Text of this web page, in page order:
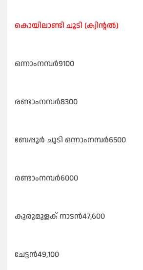
കൊയിലാണ്ടി ചൂടി (ക്വിന്റൽ)
ഒന്നാംനമ്പർ9100
രണ്ടാംനമ്പർ8300
ബേപ്പൂർ ചൂടി ഒന്നാംനമ്പർ6500
രണ്ടാംനമ്പർ6000
കുരുമുളക് നാടൻ47,600
ചേട്ടൻ49,100